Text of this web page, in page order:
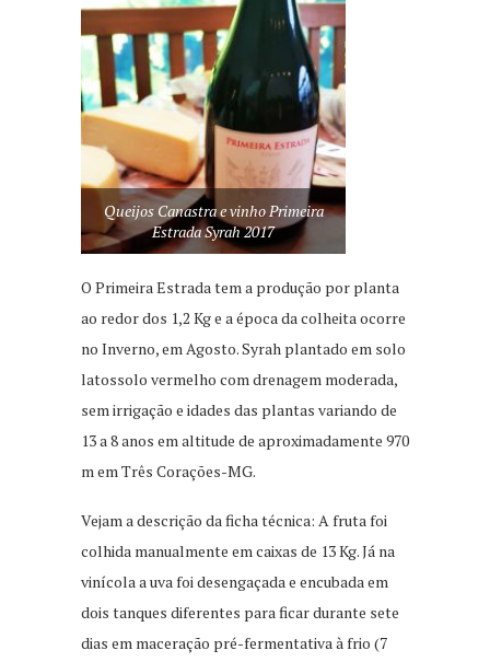
Queijos Canastra e vinho Primeira
Estrada Syrah 2017
O Primeira Estrada tem a produção por planta
ao redor dos 1,2 Kg e a época da colheita ocorre
no Inverno, em Agosto. Syrah plantado em solo
latossolo vermelho com drenagem moderada,
sem irrigação e idades das plantas variando de
13 a 8 anos em altitude de aproximadamente 970
m em Três Corações-MG.
Vejam a descrição da ficha técnica: A fruta foi
colhida manualmente em caixas de 13 Kg. Já na
vinícola a uva foi desengaçada e encubada em
dois tanques diferentes para ficar durante sete
dias em maceração pré-fermentativa à frio (7